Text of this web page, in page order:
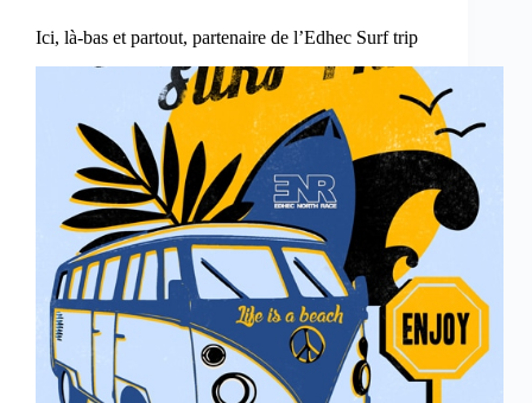
Ici, là-bas et partout, partenaire de l’Edhec Surf trip